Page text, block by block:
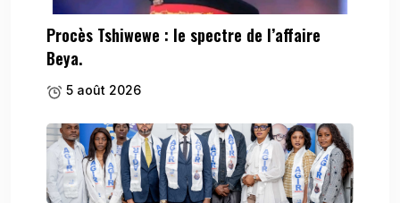
Procès Tshiwewe : le spectre de l’affaire
Beya.
5 août 2026